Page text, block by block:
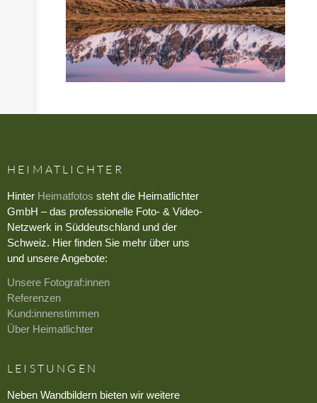
HEIMATLICHTER
Hinter Heimatfotos steht die Heimatlichter
GmbH – das professionelle Foto- & Video-
Netzwerk in Süddeutschland und der
Schweiz. Hier finden Sie mehr über uns
und unsere Angebote:
Unsere Fotograf:innen
Referenzen
Kund:innenstimmen
Über Heimatlichter
LEISTUNGEN
Neben Wandbildern bieten wir weitere